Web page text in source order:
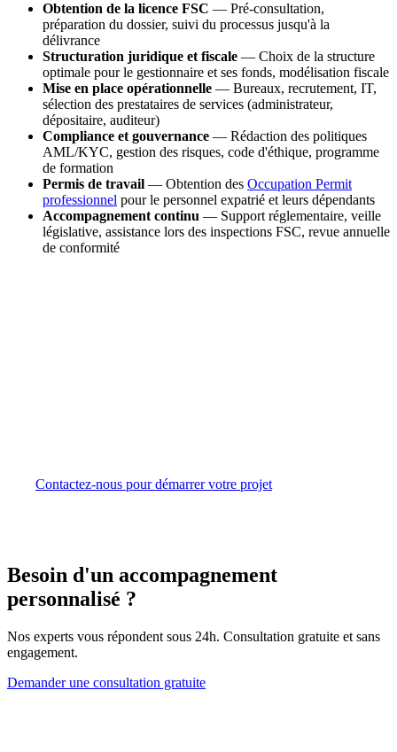
Obtention de la licence FSC — Pré-consultation,
préparation du dossier, suivi du processus jusqu'à la
délivrance
Structuration juridique et fiscale — Choix de la structure
optimale pour le gestionnaire et ses fonds, modélisation fiscale
Mise en place opérationnelle — Bureaux, recrutement, IT,
sélection des prestataires de services (administrateur,
dépositaire, auditeur)
Compliance et gouvernance — Rédaction des politiques
AML/KYC, gestion des risques, code d'éthique, programme
de formation
Permis de travail — Obtention des Occupation Permit
professionnel pour le personnel expatrié et leurs dépendants
Accompagnement continu — Support réglementaire, veille
législative, assistance lors des inspections FSC, revue annuelle
de conformité
Contactez-nous pour démarrer votre projet
Besoin d'un accompagnement
personnalisé ?
Nos experts vous répondent sous 24h. Consultation gratuite et sans
engagement.
Demander une consultation gratuite